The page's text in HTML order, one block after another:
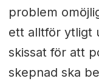
problem
ett alltför ytligt
skissat för att
skepnad ska